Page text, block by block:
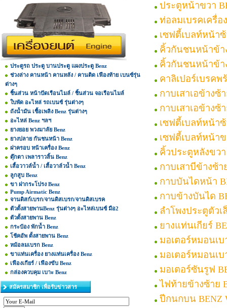
ประตูรถ ประตู บานประตู แผงประตู Benz
ช่วงล่าง คานหน้า คานหลัง / คานติด เฟืองท้าย เบนซ์รุ่น
ต่างๆ
ชิ้นส่วน หน้าปัดเรือนไมล์ / ชิ้นส่วน จอเรือนไมล์
ใบพัด อะไหล่ รถเบนซ์ รุ่นต่างๆ
ถังน้ำมัน เชื้อเพลิง Benz รุ่นต่างๆ
อะไหล่ Benz ฯลฯ
ยางยอย พวงมาลัย Benz
ยางปลาย กันชนหน้า Benz
ฝาครอบ หน้าเครื่อง Benz
ตุ๊กตา เพลาราวลิ้น Benz
เสื้อวาวล์น้ำ / เสื้อวาล์วน้ำ Benz
ลูกสูบ Benz
ขา ฝากระโปรง Benz
Pump Airmatic Benz
จานดิสก์เบรก/จานดิสเบรก/จานดิสเบรค
ตัวตั้งสายพานBenz รุ่นต่างๆ อะไหล่เบนซ์ มือ2
ตัวตั้งสายพาน Benz
กระป๋อง พักน้ำ Benz
โช้คอัพ ตั้งสายพาน Benz
หม้อลมเบรก Benz
ขาแท่นเครื่อง ยางแท่นเครื่อง Benz
เฟืองเกียร์ / เฟืองขับ Benz
กล่องควบคุม เบาะ Benz
สมัครสมาชิก เพื่อรับข่าวสาร
ประตูหน้าขวา
ท่อลมเบรคเครื่อ
เซฟตี้เบลท์หน้าซ้
คิ้วกันชนหน้าข้า
คิ้วกันชนหน้าข้า
คาลิเปอร์เบรคพ
กาบเสาเอข้างซ้
กาบเสาเอข้างซ้
เซฟตี้เบลท์หน้าซ้
เซฟตี้เบลท์หน้าข
คิ้วประตูหลังขวา
กาบเสาบีข้างซ้า
กาบบันไดหน้า
กาบข้างบันได
ลำโพงประตูตัวเ
ยางแท่นเกียร์
มอเตอร์หมอนเบ
มอเตอร์หมอนเบ
มอเตอร์ซันรูฟ
ไฟท้ายข้างซ้าย
ปีกนกบน BENZ